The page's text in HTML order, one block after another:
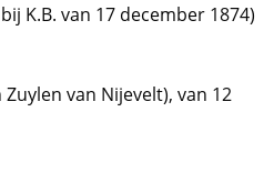
K.B. van 17 december 1874)
van Nijevelt), van 12